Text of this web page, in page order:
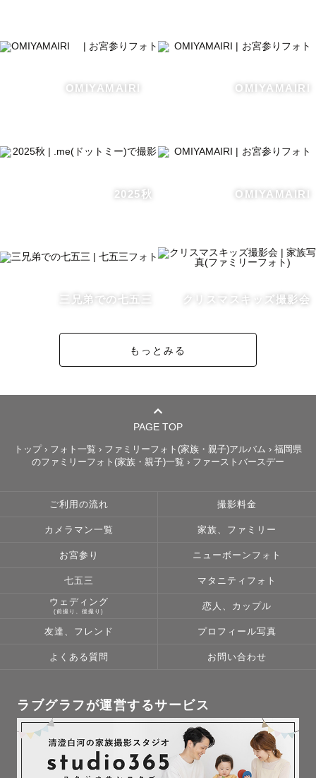
初めまして！
普段はファミリー、カップル、、キッズ、プロフィールな
________________________________________
〈〈　写真について　 〉〉
［ 一瞬を写真に。カタチに。 ］
𝐋𝐞𝐭'𝐬 𝐥𝐞𝐚𝐯𝐞 𝐭𝐡𝐞 𝐩𝐚𝐬𝐬𝐢𝐧𝐠 "𝐦𝐨𝐦𝐞𝐧𝐭" 𝐢𝐧 𝐚 𝐟𝐨𝐫𝐦.
カメラ歴は長く2025年で10年目になります。
を撮っていました）
得意な撮影は「動きのある撮影」です！
元々スポーツの写真を撮ることが好きなので、
3~7歳の走り回る子の動きにもついて行きます。
笑顔はもちろん、泣き顔、俯き顔、ふとした表情も素敵な
一瞬です。
________________________________________
〈〈　撮影について　 〉〉
OMIYAMAIRI OMIYAMAIRI
2025秋 OMIYAMAIRI
三兄弟での七五三 クリスマスキッズ撮影会
もっとみる
PAGE TOP
トップ › フォト一覧 › ファミリーフォト(家族・親子)アルバム › 福岡県
のファミリーフォト(家族・親子)一覧 › ファーストバースデー
ご利用の流れ 撮影料金
カメラマン一覧 家族、ファミリー
お宮参り ニューボーンフォト
七五三 マタニティフォト
ウェディング
(前撮り、後撮り)
恋人、カップル
友達、フレンド プロフィール写真
よくある質問 お問い合わせ
ラブグラフが運営するサービス